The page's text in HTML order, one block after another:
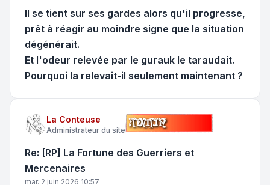
Il se tient sur ses gardes alors qu'il progresse,
prêt à réagir au moindre signe que la situation
dégénérait.
Et l'odeur relevée par le gurauk le taraudait.
Pourquoi la relevait-il seulement maintenant ?
La Conteuse
Administrateur du site
Re: [RP] La Fortune des Guerriers et
Mercenaires
mar. 2 juin 2026 10:57